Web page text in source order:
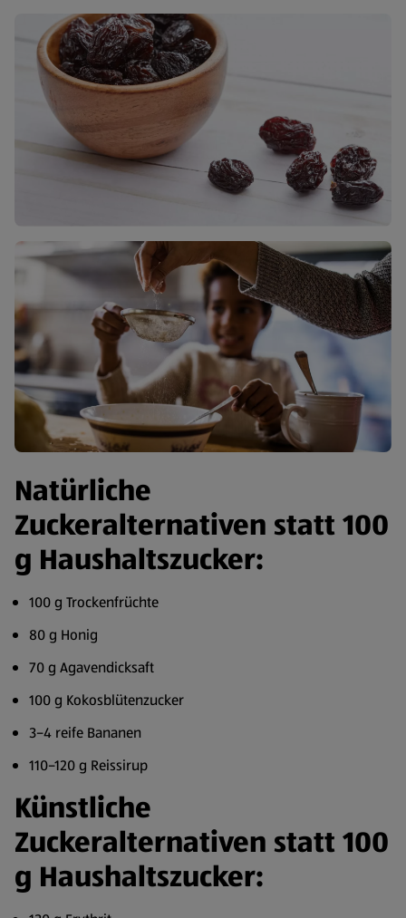
Natürliche
Zuckeralternativen statt 100
g Haushaltszucker:
100 g Trockenfrüchte
80 g Honig
70 g Agavendicksaft
100 g Kokosblütenzucker
3–4 reife Bananen
110–120 g Reissirup
Künstliche
Zuckeralternativen statt 100
g Haushaltszucker: